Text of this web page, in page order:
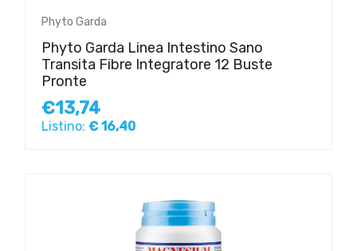
Phyto Garda
Phyto Garda Linea Intestino Sano
Transita Fibre Integratore 12 Buste
Pronte
€13,74
Listino: € 16,40